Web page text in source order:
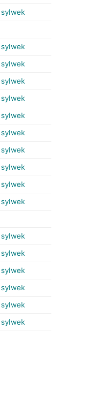
sylwek
sylwek
sylwek
sylwek
sylwek
sylwek
sylwek
sylwek
sylwek
sylwek
sylwek
sylwek
sylwek
sylwek
sylwek
sylwek
sylwek